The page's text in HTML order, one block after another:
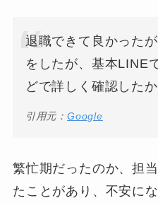
退職できて良かった
をしたが、基本LINE
どで詳しく確認したか
引用元：Google
繁忙期だったのか、担
たことがあり、不安に